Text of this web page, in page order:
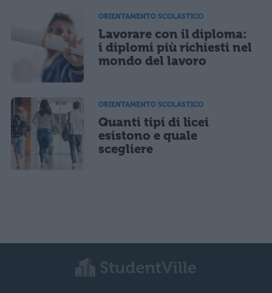
ORIENTAMENTO SCOLASTICO
Lavorare con il diploma:
i diplomi più richiesti nel
mondo del lavoro
ORIENTAMENTO SCOLASTICO
Quanti tipi di licei
esistono e quale
scegliere